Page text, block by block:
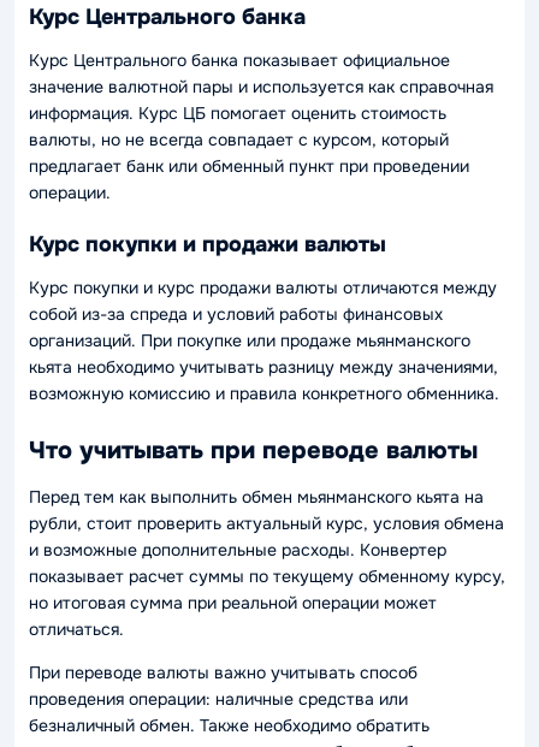
Курс Центрального банка
Курс Центрального банка показывает официальное
значение валютной пары и используется как справочная
информация. Курс ЦБ помогает оценить стоимость
валюты, но не всегда совпадает с курсом, который
предлагает банк или обменный пункт при проведении
операции.
Курс покупки и продажи валюты
Курс покупки и курс продажи валюты отличаются между
собой из-за спреда и условий работы финансовых
организаций. При покупке или продаже мьянманского
кьята необходимо учитывать разницу между значениями,
возможную комиссию и правила конкретного обменника.
Что учитывать при переводе валюты
Перед тем как выполнить обмен мьянманского кьята на
рубли, стоит проверить актуальный курс, условия обмена
и возможные дополнительные расходы. Конвертер
показывает расчет суммы по текущему обменному курсу,
но итоговая сумма при реальной операции может
отличаться.
При переводе валюты важно учитывать способ
проведения операции: наличные средства или
безналичный обмен. Также необходимо обратить